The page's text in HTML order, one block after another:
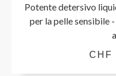
Potente detersivo
per la pelle sensibile
CHF